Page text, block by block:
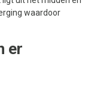
waardoor
er